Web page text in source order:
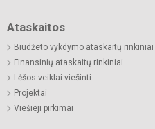
Ataskaitos
Biudžeto vykdymo ataskaitų rinkiniai
Finansinių ataskaitų rinkiniai
Lėšos veiklai viešinti
Projektai
Viešieji pirkimai